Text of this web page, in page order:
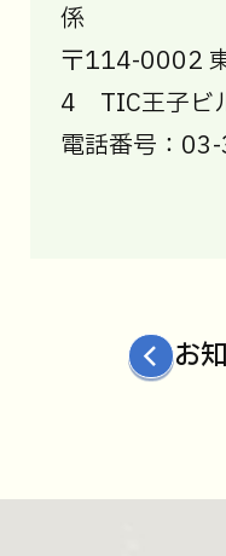
係
〒114-0002
4 TIC王子ビ
電話番号：
お